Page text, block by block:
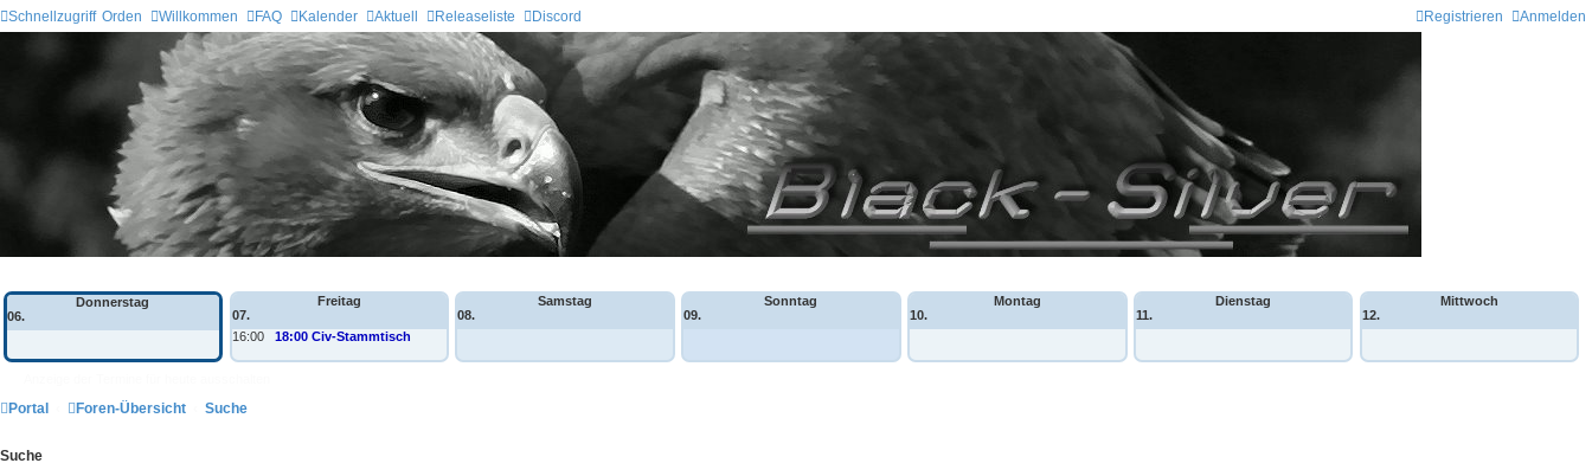
Schnellzugriff Orden Willkommen FAQ Kalender Aktuell Releaseliste Discord Anmelden
Registrieren
Donnerstag
06.
Freitag
07.
16:00
18:00 Civ-Stammtisch
Samstag
08.
Sonntag
09.
Montag
10.
Dienstag
11.
Mittwoch
12.
Portal Foren-Übersicht Suche
Suche